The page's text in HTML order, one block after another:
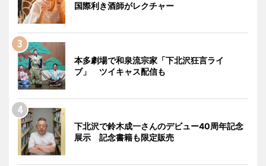
国際利き酒師がレクチャー
本多劇場で和泉流宗家「下北沢狂言ライ
ブ」 ツイキャス配信も
下北沢で鈴木成一さんのデビュー40周年記念
展示 記念書籍も限定販売